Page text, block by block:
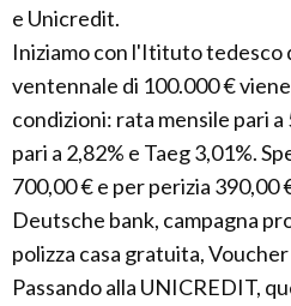
e Unicredit.
Iniziamo con l'Itituto tedesco
ventennale di 100.000 €
condizioni: rata mensile pari
pari a 2,82% e Taeg 3,01%.
700,00 € e per perizia 390,00
Deutsche bank, campagna
polizza casa gratuita,
Passando alla UNICREDIT,